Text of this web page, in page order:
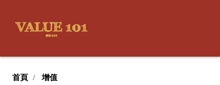
首頁 增值